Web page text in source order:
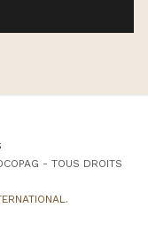
- TOUS DROITS
.